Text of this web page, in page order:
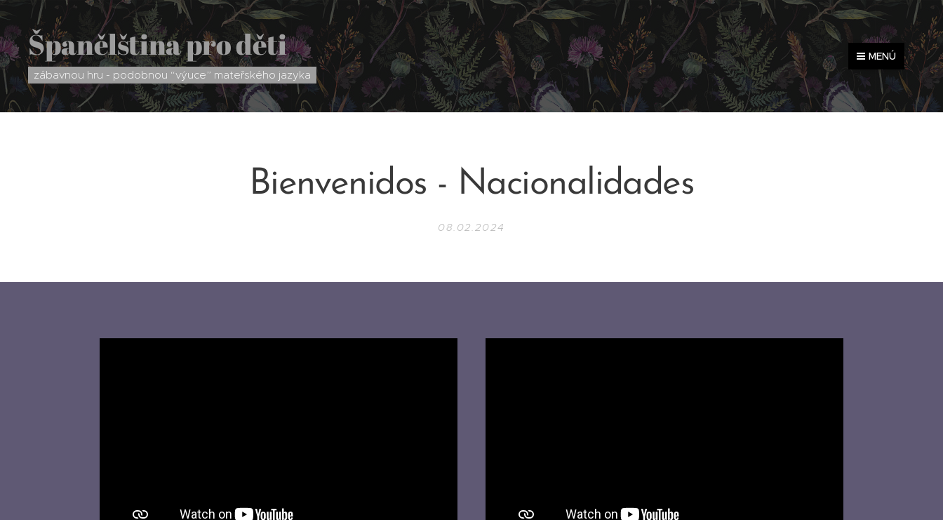
Španělština pro děti
zábavnou hru - podobnou “výuce” mateřského jazyka
MENÚ
Bienvenidos - Nacionalidades
08.02.2024